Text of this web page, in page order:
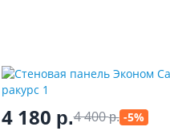
4 180 р.4 400р. -5%